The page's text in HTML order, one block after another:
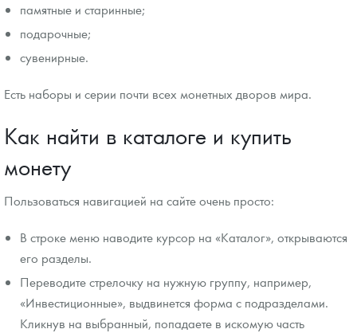
памятные и старинные;
подарочные;
сувенирные.
Есть наборы и серии почти всех монетных дворов мира.
Как найти в каталоге и купить
монету
Пользоваться навигацией на сайте очень просто:
В строке меню наводите курсор на «Каталог», открываются
его разделы.
Переводите стрелочку на нужную группу, например,
«Инвестиционные», выдвинется форма с подразделами.
Кликнув на выбранный, попадаете в искомую часть